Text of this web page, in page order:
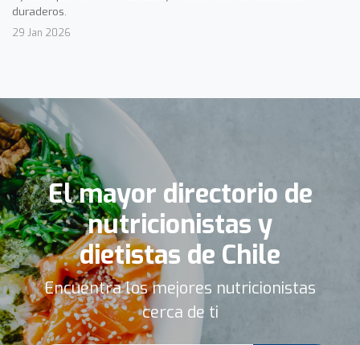
duraderos.
29 Jan 2026
El mayor directorio de
nutricionistas y
dietistas de Chile
Encuentra los mejores nutricionistas
cerca de ti